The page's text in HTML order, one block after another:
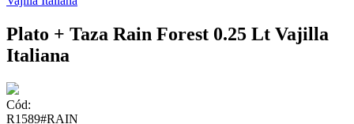
Plato + Taza Rain Forest 0.25 Lt Vajilla
Italiana
Cód:
R1589#RAIN